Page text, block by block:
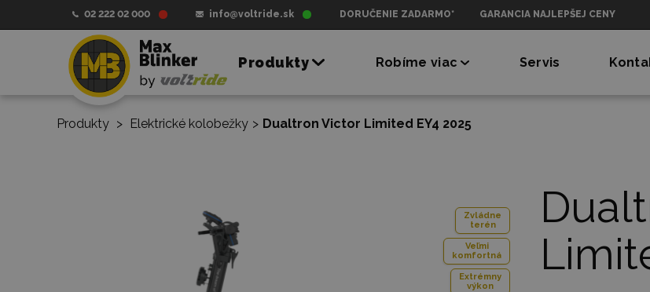
02 222 02 000 info@voltride.sk DORUČENIE ZADARMO* GARANCIA NAJLEPŠEJ CENY
Produkty Robíme viac Servis
Produkty > Elektrické kolobežky > Dualtron Victor Limited EY4 2025
Zvládne
terén
Veľmi
komfortná
Extrémny
výkon